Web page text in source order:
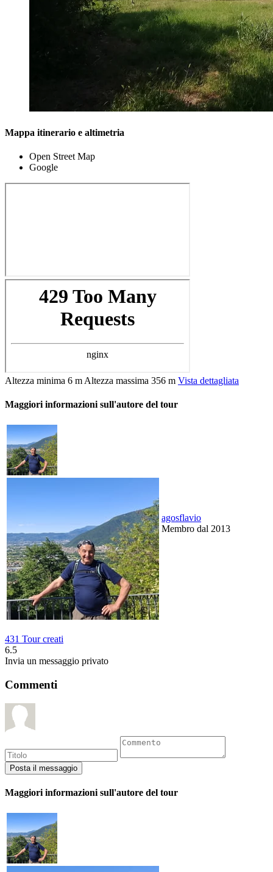
Mappa itinerario e altimetria
Open Street Map
Google
Altezza minima 6 m Altezza massima 356 m Vista dettagliata
Maggiori informazioni sull'autore del tour
agosflavio
Membro dal 2013
431 Tour creati
6.5
Invia un messaggio privato
Commenti
Maggiori informazioni sull'autore del tour